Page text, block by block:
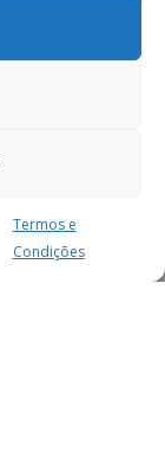
Termos e
Condições